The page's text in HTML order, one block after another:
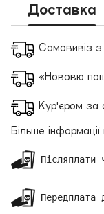
Доставка
Самовивіз
«Нововю
Кур'єром за
Більше
Післяплати